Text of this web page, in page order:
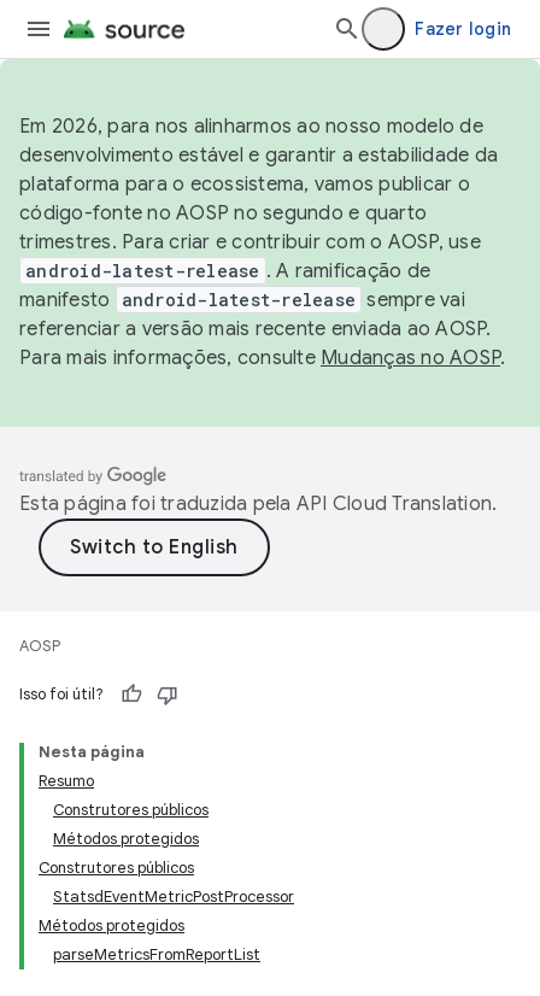
Fazer login
Em 2026, para nos alinharmos ao nosso modelo de
desenvolvimento estável e garantir a estabilidade da
plataforma para o ecossistema, vamos publicar o
código-fonte no AOSP no segundo e quarto
trimestres. Para criar e contribuir com o AOSP, use
android-latest-release . A ramificação de
manifesto
android-latest-release sempre vai
referenciar a versão mais recente enviada ao AOSP.
Para mais informações, consulte Mudanças no AOSP.
Esta página foi traduzida pela API Cloud Translation.
AOSP
Isso foi útil?
Nesta página
Resumo
Construtores públicos
Métodos protegidos
Construtores públicos
StatsdEventMetricPostProcessor
Métodos protegidos
parseMetricsFromReportList